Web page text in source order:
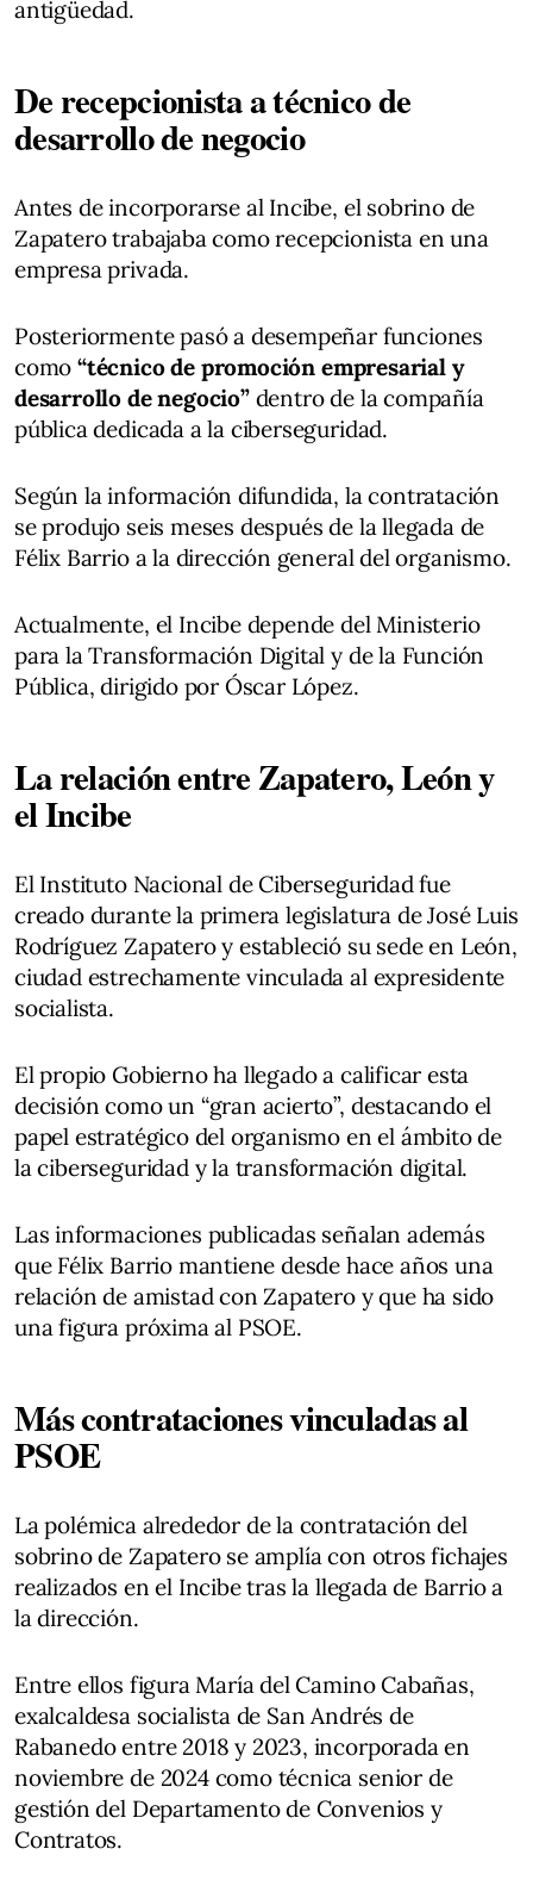
antigüedad.
De recepcionista a técnico de
desarrollo de negocio
Antes de incorporarse al Incibe, el sobrino de
Zapatero trabajaba como recepcionista en una
empresa privada.
Posteriormente pasó a desempeñar funciones
como“técnico de promoción empresarial y
desarrollo de negocio”dentro de la compañía
pública dedicada a la ciberseguridad.
Según la información difundida, la contratación
se produjo seis meses después de la llegada de
Félix Barrio a la dirección general del organismo.
Actualmente, el Incibe depende del Ministerio
para la Transformación Digital y de la Función
Pública, dirigido por Óscar López.
La relación entre Zapatero, León y
el Incibe
El Instituto Nacional de Ciberseguridad fue
creado durante la primera legislatura de José Luis
Rodríguez Zapatero y estableció su sede en León,
ciudad estrechamente vinculada al expresidente
socialista.
El propio Gobierno ha llegado a calificar esta
decisión como un “gran acierto”, destacando el
papel estratégico del organismo en el ámbito de
la ciberseguridad y la transformación digital.
Las informaciones publicadas señalan además
que Félix Barrio mantiene desde hace años una
relación de amistad con Zapatero y que ha sido
una figura próxima al PSOE.
Más contrataciones vinculadas al
PSOE
La polémica alrededor de la contratación del
sobrino de Zapatero se amplía con otros fichajes
realizados en el Incibe tras la llegada de Barrio a
la dirección.
Entre ellos figura María del Camino Cabañas,
exalcaldesa socialista de San Andrés de
Rabanedo entre 2018 y 2023, incorporada en
noviembre de 2024 como técnica senior de
gestión del Departamento de Convenios y
Contratos.